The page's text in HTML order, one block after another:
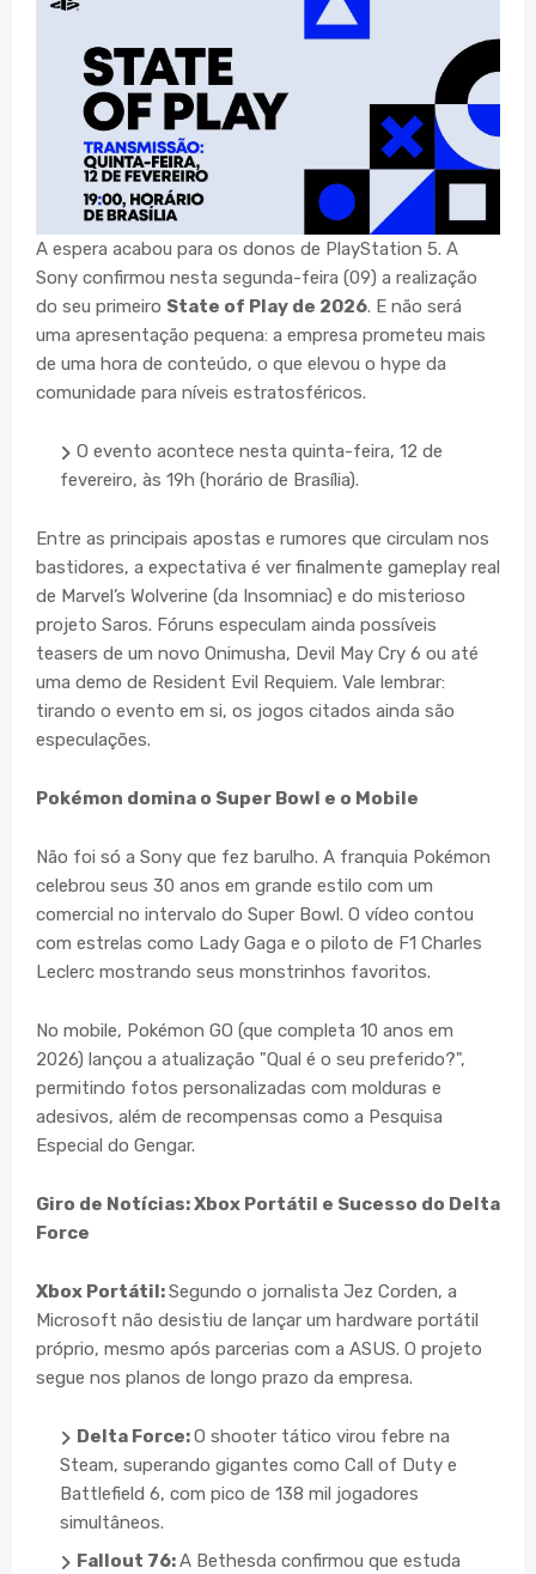
A espera acabou para os donos de PlayStation 5. A
Sony confirmou nesta segunda-feira (09) a realização
do seu primeiro State of Play de 2026. E não será
uma apresentação pequena: a empresa prometeu mais
de uma hora de conteúdo, o que elevou o hype da
comunidade para níveis estratosféricos.
O evento acontece nesta quinta-feira, 12 de
fevereiro, às 19h (horário de Brasília).
Entre as principais apostas e rumores que circulam nos
bastidores, a expectativa é ver finalmente gameplay real
de Marvel’s Wolverine (da Insomniac) e do misterioso
projeto Saros. Fóruns especulam ainda possíveis
teasers de um novo Onimusha, Devil May Cry 6 ou até
uma demo de Resident Evil Requiem. Vale lembrar:
tirando o evento em si, os jogos citados ainda são
especulações.
Pokémon domina o Super Bowl e o Mobile
Não foi só a Sony que fez barulho. A franquia Pokémon
celebrou seus 30 anos em grande estilo com um
comercial no intervalo do Super Bowl. O vídeo contou
com estrelas como Lady Gaga e o piloto de F1 Charles
Leclerc mostrando seus monstrinhos favoritos.
No mobile, Pokémon GO (que completa 10 anos em
2026) lançou a atualização "Qual é o seu preferido?",
permitindo fotos personalizadas com molduras e
adesivos, além de recompensas como a Pesquisa
Especial do Gengar.
Giro de Notícias: Xbox Portátil e Sucesso do Delta
Force
Xbox Portátil:Segundo o jornalista Jez Corden, a
Microsoft não desistiu de lançar um hardware portátil
próprio, mesmo após parcerias com a ASUS. O projeto
segue nos planos de longo prazo da empresa.
Delta Force:O shooter tático virou febre na
Steam, superando gigantes como Call of Duty e
Battlefield 6, com pico de 138 mil jogadores
simultâneos.
Fallout 76:A Bethesda confirmou que estuda